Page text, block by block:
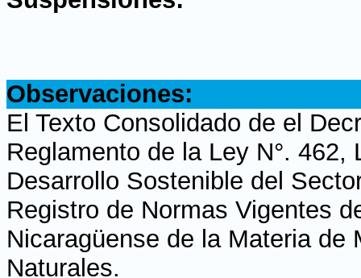
Observaciones:
El Texto Consolidado de el
Reglamento de la Ley N°.
Desarrollo Sostenible del
Registro de Normas Vigentes
Nicaragüense de la Materia de
Naturales.